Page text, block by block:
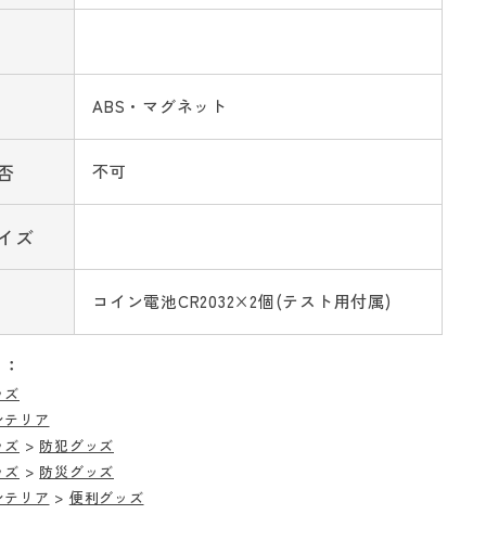
ABS・マグネット
不可
ズ
コイン電池CR2032×2個(テスト用付属)
ズ
リア
ズ > 防犯グッズ
ズ > 防災グッズ
リア > 便利グッズ